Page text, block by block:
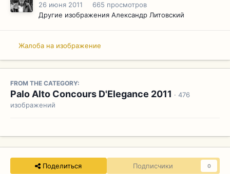
26 июня 2011
665 просмотров
Другие изображения Александр Литовский
Жалоба на изображение
FROM THE CATEGORY:
Palo Alto Concours D'Elegance 2011 · 476
изображений
Поделиться Подписчики 0